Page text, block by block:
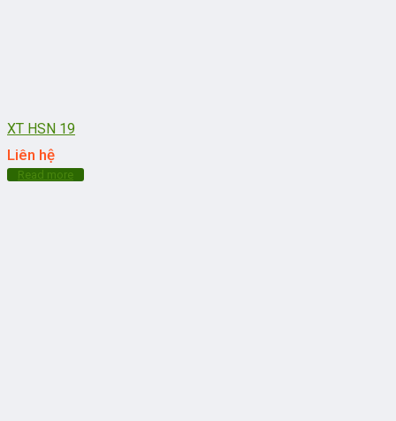
XT HSN 19
Liên hệ
Read more